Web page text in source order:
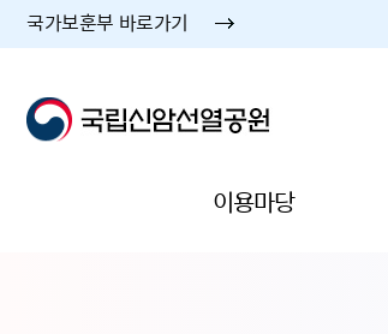
국가보훈부 바로가기
이용마당